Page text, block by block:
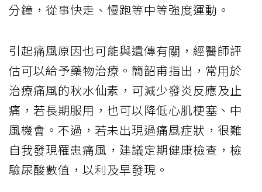
分鐘，從事快走、慢跑等中等強度運動。
引起痛風原因也可能與遺傳有關，經醫師評
估可以給予藥物治療。簡韶甫指出，常用於
治療痛風的秋水仙素，可減少發炎反應及止
痛，若長期服用，也可以降低心肌梗塞、中
風機會。不過，若未出現過痛風症狀，很難
自我發現罹患痛風，建議定期健康檢查，檢
驗尿酸數值，以利及早發現。